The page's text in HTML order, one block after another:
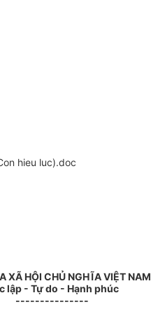
hieu luc).doc
XÃ HỘI CHỦ NGHĨA VIỆT NAM
lập - Tự do - Hạnh phúc
---------------